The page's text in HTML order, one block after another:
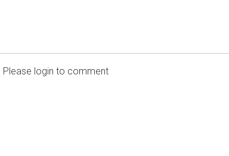
Please login to comment